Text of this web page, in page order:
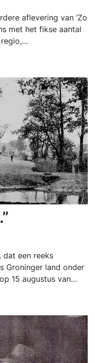
aflevering van ‘Zo
met het fikse aantal
dat een reeks
Groninger land onder
15 augustus van…